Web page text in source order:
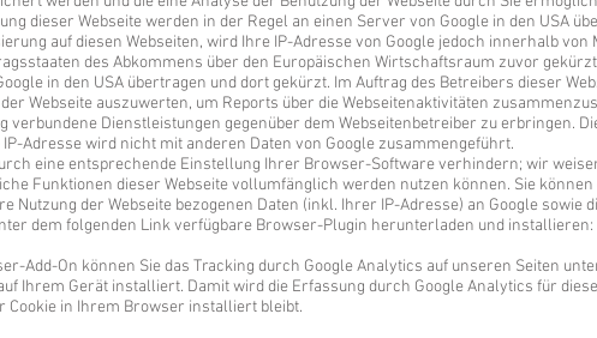
dieser Webseite werden in der Regel an einen Server von Google in den USA
auf diesen Webseiten, wird Ihre IP-Adresse von Google jedoch innerhalb von
des Abkommens über den Europäischen Wirtschaftsraum zuvor
in den USA übertragen und dort gekürzt. Im Auftrag des Betreibers dieser
Webseite auszuwerten, um Reports über die Webseitenaktivitäten
verbundene Dienstleistungen gegenüber dem Webseitenbetreiber zu erbringen.
Adresse wird nicht mit anderen Daten von Google zusammengeführt.
eine entsprechende Einstellung Ihrer Browser-Software verhindern; wir
Funktionen dieser Webseite vollumfänglich werden nutzen können. Sie
Nutzung der Webseite bezogenen Daten (inkl. Ihrer IP-Adresse) an Google sowie
dem folgenden Link verfügbare Browser-Plugin herunterladen und installieren:
Add-On können Sie das Tracking durch Google Analytics auf unseren Seiten
Ihrem Gerät installiert. Damit wird die Erfassung durch Google Analytics für
in Ihrem Browser installiert bleibt.